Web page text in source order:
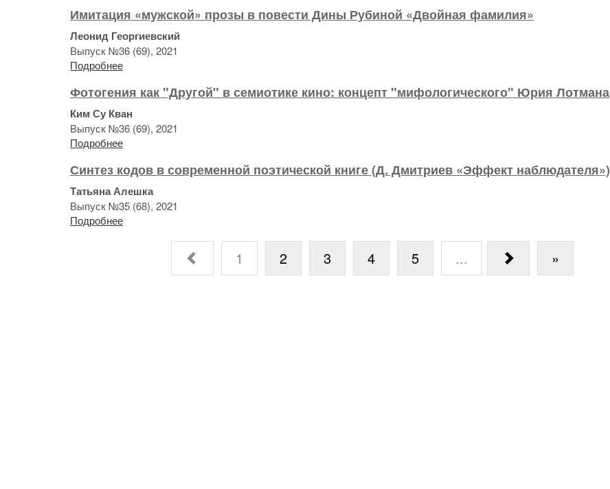
Имитация «мужской» прозы в повести Дины Рубиной «Двойная фамилия»
Леонид Георгиевский
Выпуск №36 (69), 2021
Подробнее
Фотогения как "Другой" в семиотике кино: концепт "мифологического" Юрия Лотмана
Ким Су Кван
Выпуск №36 (69), 2021
Подробнее
Синтез кодов в современной поэтической книге (Д. Дмитриев «Эффект наблюдателя»)
Татьяна Алешка
Выпуск №35 (68), 2021
Подробнее
1 2 3 4 5 ... »